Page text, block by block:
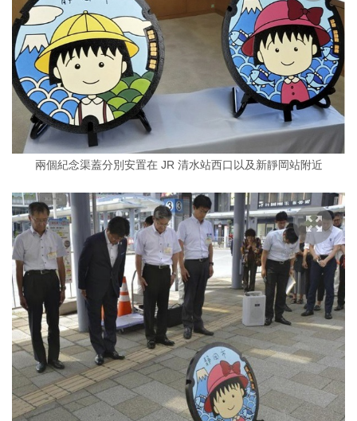
兩個紀念渠蓋分別安置在 JR 清水站西口以及新靜岡站附近